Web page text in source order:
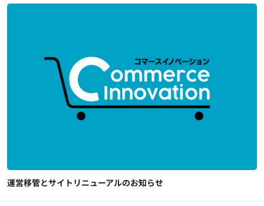
運営移管とサイトリニューアルのお知らせ